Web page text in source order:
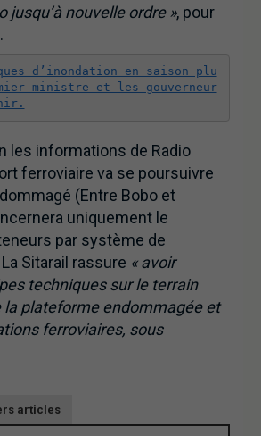
jusqu’à nouvelleordre », pour
d’inondation en saison plu
ministre et les gouverneur
les informations de Radio
ferroviaire va se poursuivre
(Entre Bobo et
uniquement le
par système de
Sitarail rassure « avoir
techniques sur le terrain
la plateforme endommagée et
ferroviaires, sous
articles